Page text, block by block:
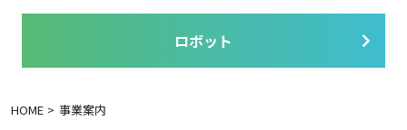
ロボット
HOME 事業案内